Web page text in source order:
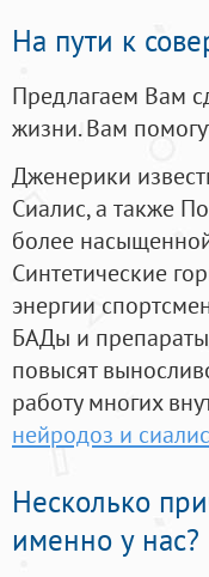
На пути к
Предлагаем Вам
жизни. Вам
Дженерики
Сиалис, а также
более
Синтетические
энергии
БАДы и
повысят
работу многих
нейродоз и сиалис
Несколько
именно у нас?